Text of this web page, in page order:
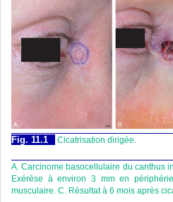
Fig. 11.1 Cicatrisation dirigée.
A. Carcinome basocellulaire du canthus
Exérèse à environ 3 mm en
musculaire. C. Résultat à 6 mois après